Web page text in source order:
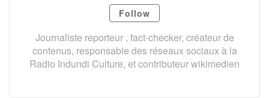
Follow
Journaliste reporteur , fact-checker, créateur de
contenus, responsable des réseaux sociaux à la
Radio Indundi Culture, et contributeur wikimedien